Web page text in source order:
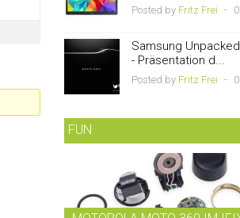
Posted by Fritz Frei -
Samsung
- Präsentation d...
Posted by Fritz Frei -
FUN